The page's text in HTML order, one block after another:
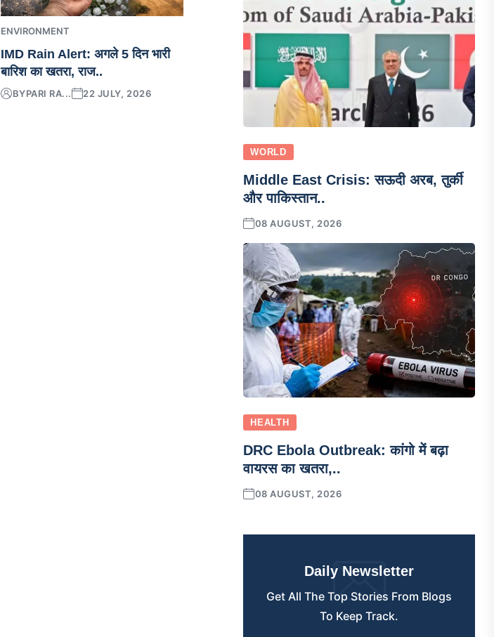
ENVIRONMENT
IMD Rain Alert: अगले 5 दिन भारी
बारिश का खतरा, राज..
BYPARI RA... 22 JULY, 2026
WORLD
Middle East Crisis: सऊदी अरब, तुर्की
और पाकिस्तान..
08 AUGUST, 2026
HEALTH
DRC Ebola Outbreak: कांगो में बढ़ा
वायरस का खतरा,..
08 AUGUST, 2026
Daily Newsletter
Get All The Top Stories From Blogs
To Keep Track.